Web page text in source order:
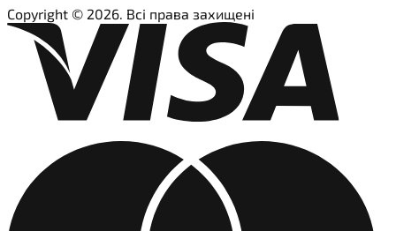
Copyright © 2026. Всі права захищені